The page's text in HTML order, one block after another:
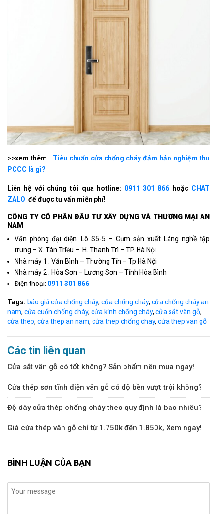
>>xem thêm
Tiêu chuẩn cửa chống cháy đảm bảo nghiệm thu
PCCC là gì?
Liên hệ với chúng tôi qua hotline: 0911 301 866 hoặcCHAT
ZALO để được tư vấn miễn phí!
CÔNG TY CỔ PHẦN ÐẦU TƯ XÂY DỰNG VÀ THƯƠNG MẠI AN
NAM
Văn phòng đại diện: Lô S5-5 – Cụm sản xuất Làng nghề tập
trung – X. Tân Triều – H. Thanh Trì – TP. Hà Nội
Nhà máy 1 : Văn Bình – Thường Tín – Tp Hà Nội
Nhà máy 2 : Hòa Sơn – Lương Sơn – Tỉnh Hòa Bình
Điện thoại: 0911 301 866
Tags: báo giá cửa chống cháy, cửa chống cháy, cửa chống cháy an
nam, cửa cuốn chống cháy, cửa kính chống cháy, cửa sắt vân gỗ,
cửa thép, cửa thép an nam, cửa thép chống cháy, cửa thép vân gỗ
Các tin liên quan
Cửa sắt vân gỗ có tốt không? Sản phẩm nên mua ngay!
Cửa thép sơn tĩnh điện vân gỗ có độ bền vượt trội không?
Độ dày cửa thép chống cháy theo quy định là bao nhiêu?
Giá cửa thép vân gỗ chỉ từ 1.750k đến 1.850k, Xem ngay!
BÌNH LUẬN CỦA BẠN